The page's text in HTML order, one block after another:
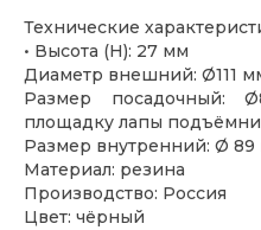
Технические
• Высота (H): 27 мм
Диаметр внешний: Ø111
Размер посадочный:
площадку лапы
Размер внутренний: Ø 89
Материал: резина
Производство: Россия
Цвет: чёрный